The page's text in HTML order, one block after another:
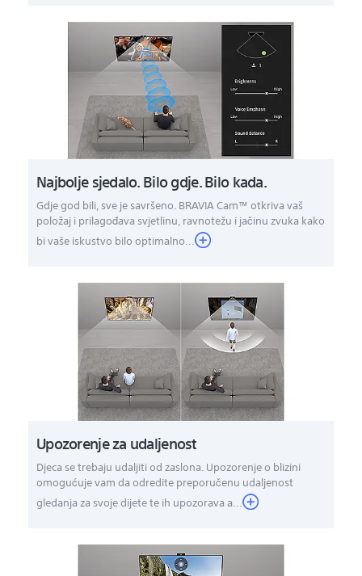
Najbolje sjedalo. Bilo gdje. Bilo kada.
Gdje god bili, sve je savršeno. BRAVIA Cam™ otkriva vaš
položaj i prilagođava svjetlinu, ravnotežu i jačinu zvuka kako
bi vaše iskustvo bilo optimalno...
Upozorenje za udaljenost
Djeca se trebaju udaljiti od zaslona. Upozorenje o blizini
omogućuje vam da odredite preporučenu udaljenost
gledanja za svoje dijete te ih upozorava a...